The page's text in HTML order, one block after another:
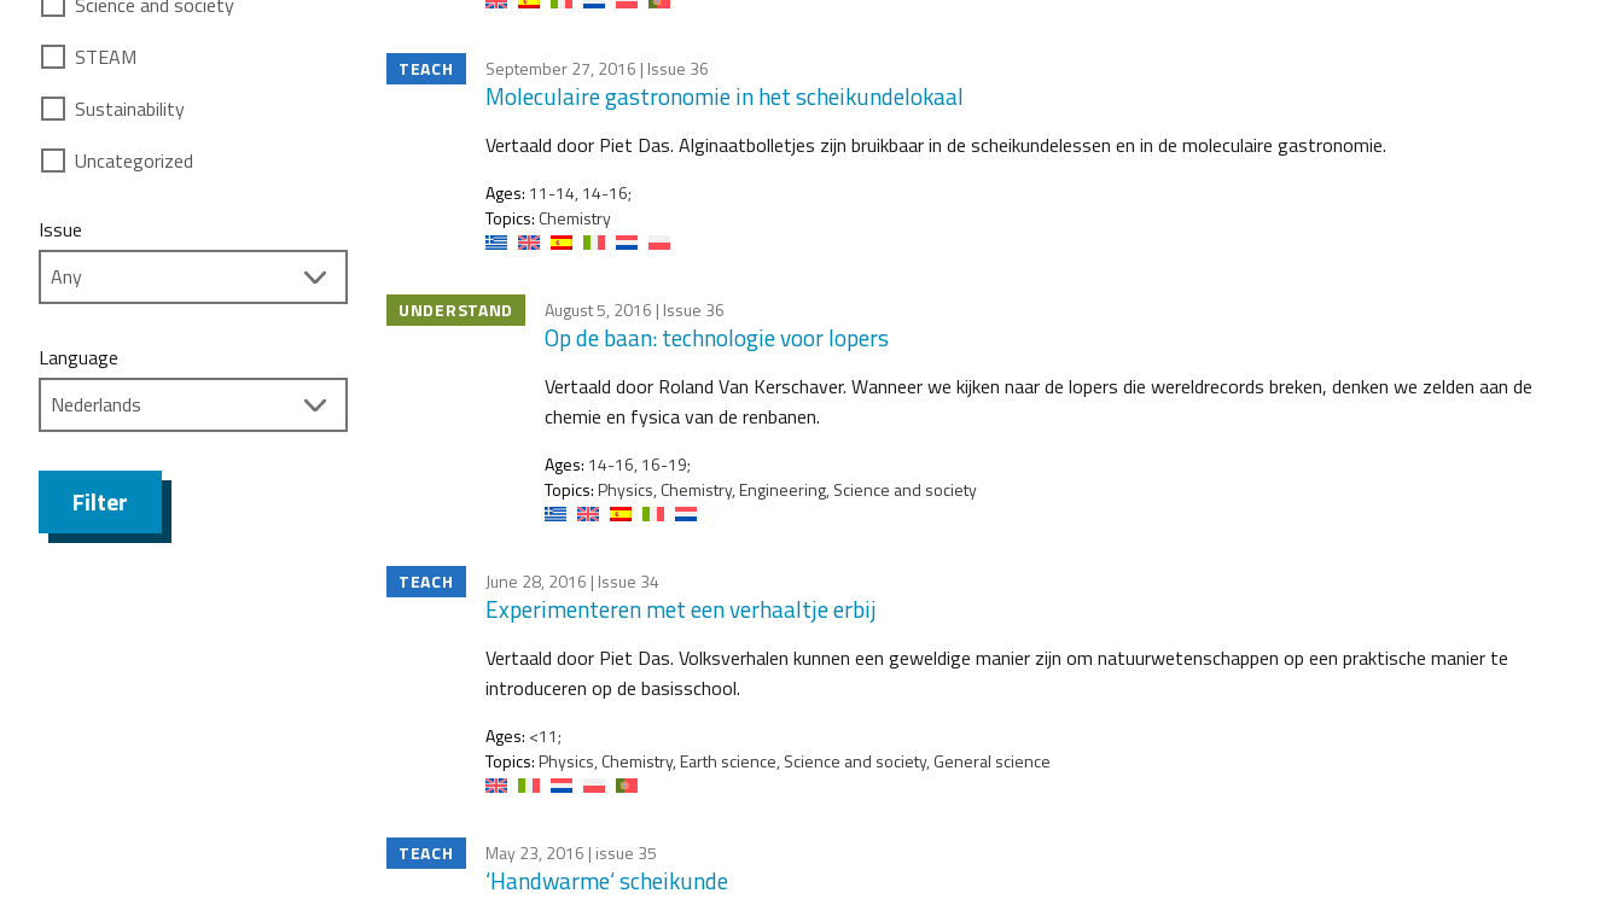
STEAM
Sustainability
Uncategorized
Issue
Language
Filter
TEACH September 27, 2016 | Issue 36
Moleculaire gastronomie in het scheikundelokaal
Vertaald door Piet Das. Alginaatbolletjes zijn bruikbaar in de scheikundelessen en in de moleculaire gastronomie.
Ages: 11-14, 14-16;
Topics: Chemistry
UNDERSTAND August 5, 2016 | Issue 36
Op de baan: technologie voor lopers
Vertaald door Roland Van Kerschaver. Wanneer we kijken naar de lopers die wereldrecords breken, denken we zelden aan de
chemie en fysica van de renbanen.
Ages: 14-16, 16-19;
Topics:Physics, Chemistry, Engineering, Science and society
TEACH June 28, 2016 | Issue 34
Experimenteren met een verhaaltje erbij
Vertaald door Piet Das. Volksverhalen kunnen een geweldige manier zijn om natuurwetenschappen op een praktische manier te
introduceren op de basisschool.
Ages: <11;
Topics:Physics, Chemistry, Earth science, Science and society, General science
TEACH May 23, 2016 | issue 35
‘Handwarme‘ scheikunde